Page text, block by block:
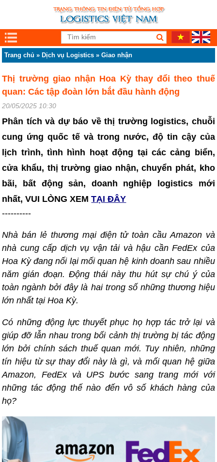
Trang chủ » Dịch vụ Logistics »Giao nhận
Thị trường giao nhận Hoa Kỳ thay đổi theo thuế
quan: Các tập đoàn lớn bắt đầu hành động
20/05/2025 10:30
Phân tích và dự báo về thị trường logistics, chuỗi
cung ứng quốc tế và trong nước, độ tin cậy của
lịch trình, tình hình hoạt động tại các cảng biển,
cửa khẩu, thị trường giao nhận, chuyển phát, kho
bãi, bất động sản, doanh nghiệp logistics mới
nhất, VUI LÒNG XEM TẠI ĐÂY
----------
Nhà bán lẻ thương mại điện tử toàn cầu Amazon và
nhà cung cấp dịch vụ vận tải và hậu cần FedEx của
Hoa Kỳ đang nối lại mối quan hệ kinh doanh sau nhiều
năm gián đoạn. Động thái này thu hút sự chú ý của
toàn ngành bởi đây là hai trong số những thương hiệu
lớn nhất tại Hoa Kỳ.
Có những động lực thuyết phục họ hợp tác trở lại và
giúp đỡ lẫn nhau trong bối cảnh thị trường bị tác động
lớn bởi chính sách thuế quan mới. Tuy nhiên, những
tín hiệu từ sự thay đổi này là gì, và mối quan hệ giữa
Amazon, FedEx và UPS bước sang trang mới với
những tác động thế nào đến vô số khách hàng của
họ?